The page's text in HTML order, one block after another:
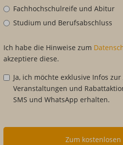
Fachhochschulreife und Abitur
Studium und Berufsabschluss
Ich habe die Hinweise zum
akzeptiere diese.
Ja, ich möchte exklusive Infos
Veranstaltungen und
SMS und WhatsApp erhalten.
Zum